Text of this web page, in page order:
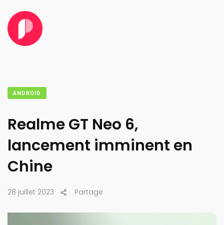
ANDROID
Realme GT Neo 6,
lancement imminent en
Chine
28 juillet 2023 Partage